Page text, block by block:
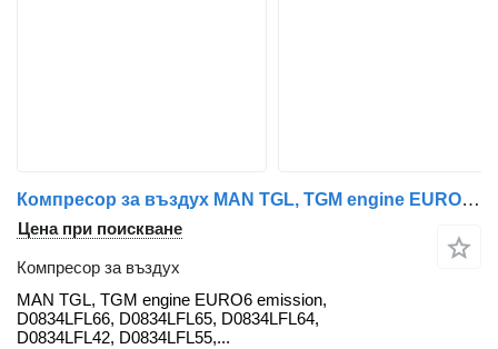
Компресор за въздух MAN TGL, TGM engine EURO6 emission, D0834LFL66, D0834LFL65, D0834LFL MAN за влекач MAN MAN TGL, TGM engine EURO6 emission, D0834LFL66, D0834LFL65, D0834LFL64, D0834LFL42, D0834LFL65, D0834LFL55, D0834LFL53, D0834LFL54, D0834LFL50, D0836LFL42, 81415010387, 81415010386, 51011006266, 51011006408, 51011006468, 51011006322, 81962100635, 81962100598, 51013046097, 51019030347, 51013046091, 51014016337, 51014016352, 51385006122, 51471040040, 51385170060, 51018040038, 51057045010, 51057045372, 51057045078, 51057045204, 51057045031, 51018025868, 51022010181, 51021006022, 51021006174, 51011136088, 51011140222, 51021150251, 51021150291, 51015050169, 51022010181, 51022006050, 51025006303, 51025006506, 51025006309, 51025006310, 51025006311, 51024006068, 51024006211, 51024106679, 51034006007, 51031006273, 51024006031, 51024006073, 51024006173, 51044020020, 51044020072, 51045015013, 51045015032, 51041010537, 51041010738, 51041010538, 51042006031, 51042006073, 51042006173, 81018106026, 51057045034, 51050007087, 51056010179, 51051020101, 51051046195, 51051046196, 51052010099, 51052010102, 51064050041, 51064050055, 51063045253, 51067010021, 81061016503, 51065006701, 51063030133, 51063030479, 51064020099, 81061300190, 81066200185, 51064040098, 51064040145, 51066007006, 51066010279, 51081510194, 51094120171, 51094120261, 51094110935, 51095007180, 51094120719, 51094120311, 81082010571, 51081016341, 51081016440, 51081020410, 51081007202, 81084006061, 81541200011, 51091017225, 51091017327, 51094026017
Цена при поискване
Компресор за въздух
MAN TGL, TGM engine EURO6 emission,
D0834LFL66, D0834LFL65, D0834LFL64,
D0834LFL42, D0834LFL55,...